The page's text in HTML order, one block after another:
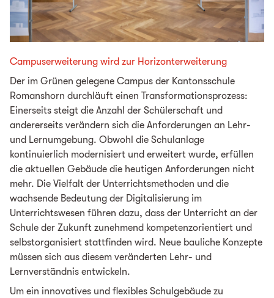
Campuserweiterung wird zur Horizonterweiterung
Der im Grünen gelegene Campus der Kantonsschule
Romanshorn durchläuft einen Transformationsprozess:
Einerseits steigt die Anzahl der Schülerschaft und
andererseits verändern sich die Anforderungen an Lehr-
und Lernumgebung. Obwohl die Schulanlage
kontinuierlich modernisiert und erweitert wurde, erfüllen
die aktuellen Gebäude die heutigen Anforderungen nicht
mehr. Die Vielfalt der Unterrichtsmethoden und die
wachsende Bedeutung der Digitalisierung im
Unterrichtswesen führen dazu, dass der Unterricht an der
Schule der Zukunft zunehmend kompetenzorientiert und
selbstorganisiert stattfinden wird. Neue bauliche Konzepte
müssen sich aus diesem veränderten Lehr- und
Lernverständnis entwickeln.
Um ein innovatives und flexibles Schulgebäude zu